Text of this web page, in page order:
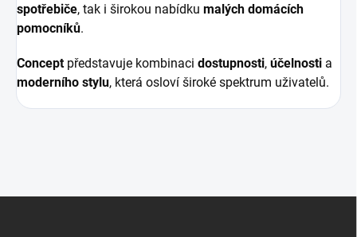
spotřebiče, tak i širokou nabídku malých domácích
pomocníků.
Conceptpředstavuje kombinaci dostupnosti, účelnosti a
moderního stylu, která osloví široké spektrum uživatelů.